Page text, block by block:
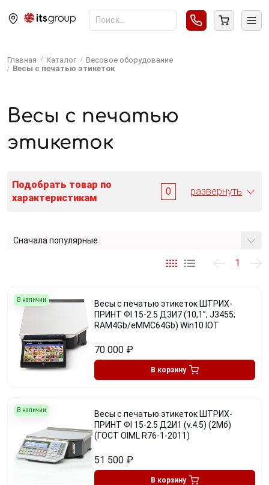
Главная Каталог
Весовое оборудование
Весы с печатью этикеток
Весы с печатью
этикеток
Подобрать товар по
характеристикам
0 развернуть
Сначала популярные
1
В наличии
В корзину
Весы с печатью этикеток ШТРИХ-
ПРИНТ ФI 15-2.5 Д3И7 (10,1”; J3455;
RAM4Gb/eMMC64Gb) Win10 IOT
70 000 ₽
В наличии
В корзину
Весы с печатью этикеток ШТРИХ-
ПРИНТ ФI 15-2.5 Д2И1 (v.4.5) (2Мб)
(ГОСТ OIML R76-1-2011)
51 500 ₽